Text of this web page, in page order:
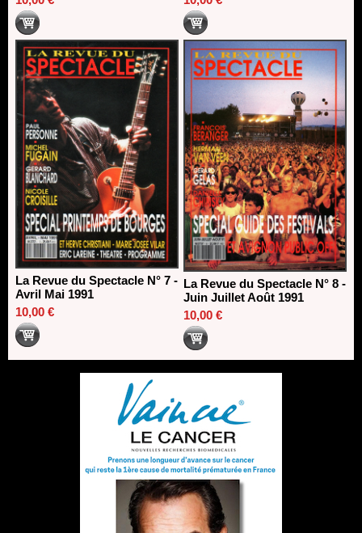
La Revue du Spectacle N° 7 -
Avril Mai 1991
10,00 €
La Revue du Spectacle N° 8 -
Juin Juillet Août 1991
10,00 €